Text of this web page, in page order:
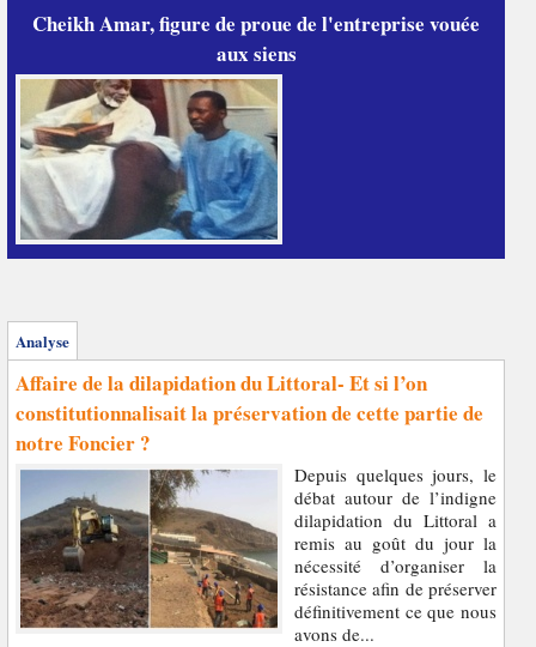
Cheikh Amar, figure de proue de l'entreprise vouée
aux siens
Analyse
Affaire de la dilapidation du Littoral- Et si l’on
constitutionnalisait la préservation de cette partie de
notre Foncier ?
Depuis quelques jours, le
débat autour de l’indigne
dilapidation du Littoral a
remis au goût du jour la
nécessité d’organiser la
résistance afin de préserver
définitivement ce que nous
avons de...